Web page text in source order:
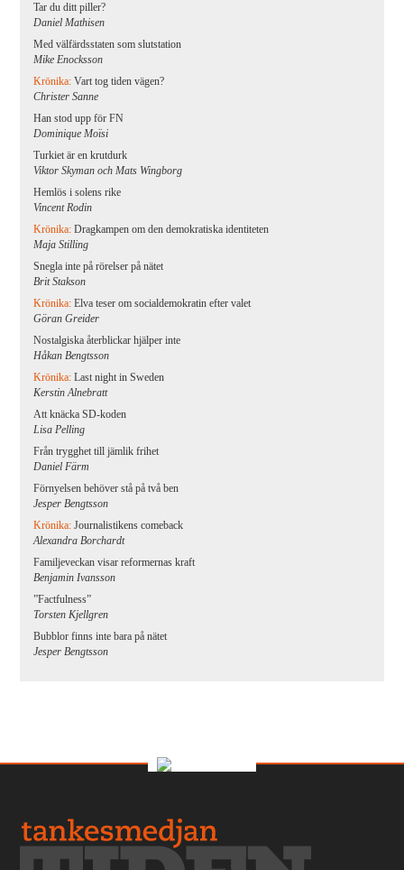
Tar du ditt piller?
Daniel Mathisen
Med välfärdsstaten som slutstation
Mike Enocksson
Krönika:Vart tog tiden vägen?
Christer Sanne
Han stod upp för FN
Dominique Moïsi
Turkiet är en krutdurk
Viktor Skyman och Mats Wingborg
Hemlös i solens rike
Vincent Rodin
Krönika:Dragkampen om den demokratiska identiteten
Maja Stilling
Snegla inte på rörelser på nätet
Brit Stakson
Krönika:Elva teser om socialdemokratin efter valet
Göran Greider
Nostalgiska återblickar hjälper inte
Håkan Bengtsson
Krönika:Last night in Sweden
Kerstin Alnebratt
Att knäcka SD-koden
Lisa Pelling
Från trygghet till jämlik frihet
Daniel Färm
Förnyelsen behöver stå på två ben
Jesper Bengtsson
Krönika:Journalistikens comeback
Alexandra Borchardt
Familjeveckan visar reformernas kraft
Benjamin Ivansson
”Factfulness”
Torsten Kjellgren
Bubblor finns inte bara på nätet
Jesper Bengtsson